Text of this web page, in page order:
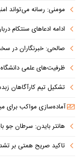
مومنی: رسانه می‌تواند
ادامه ادعاهای سنتکام
صالحی: خبرنگاران در
ظرفیت‌های علمی دانشگاه
تشکیل تیم کارآگاهان
آماده‌سازی مواکب برای
هانتر بایدن: سرطان
تاکید صریح همتی بر